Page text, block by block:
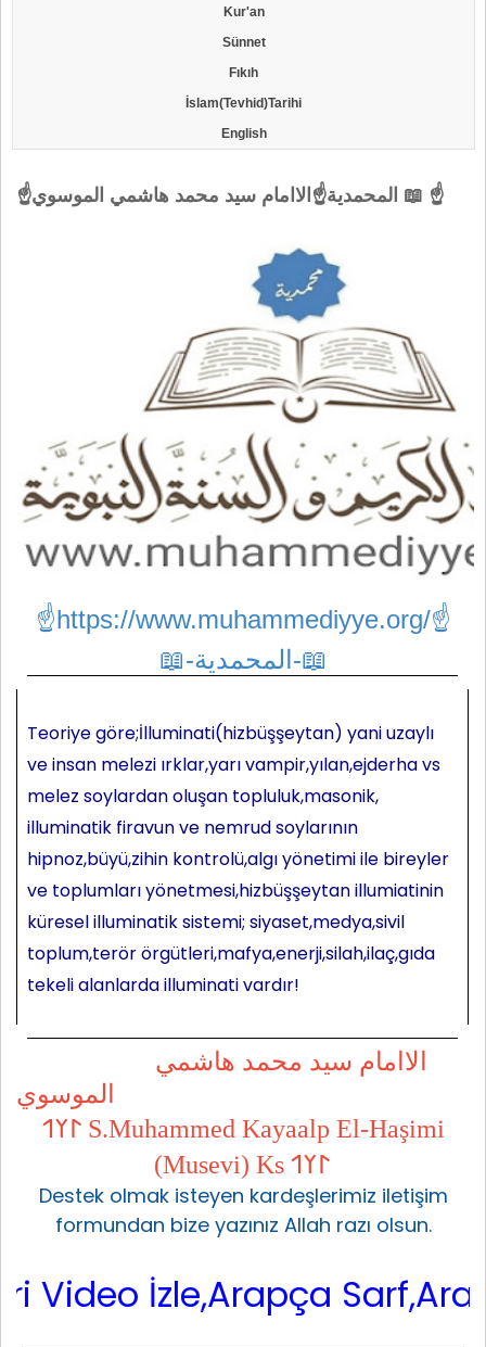
Kur'an
Sünnet
Fıkıh
İslam(Tevhid)Tarihi
English
☝المحمدية☝الاامام سيد محمد هاشمي الموسوي 📖 ☝
☝https://www.muhammediyye.org/☝
📖-المحمدية-📖
Teoriye göre;İlluminati(hizbüşşeytan) yani uzaylı
ve insan melezi ırklar,yarı vampir,yılan,ejderha vs
melez soylardan oluşan topluluk,masonik,
illuminatik firavun ve nemrud soylarının
hipnoz,büyü,zihin kontrolü,algı yönetimi ile bireyler
ve toplumları yönetmesi,hizbüşşeytan illumiatinin
küresel illuminatik sistemi; siyaset,medya,sivil
toplum,terör örgütleri,mafya,enerji,silah,ilaç,gıda
tekeli alanlarda illuminati vardır!
الاامام سيد محمد هاشمي
الموسوي
𐰃𐰠𐰯 S.Muhammed Kayaalp El-Haşimi
(Musevi) Ks 𐰃𐰠𐰯
Destek olmak isteyen kardeşlerimiz iletişim
formundan bize yazınız Allah razı olsun.
İzle,Arapça